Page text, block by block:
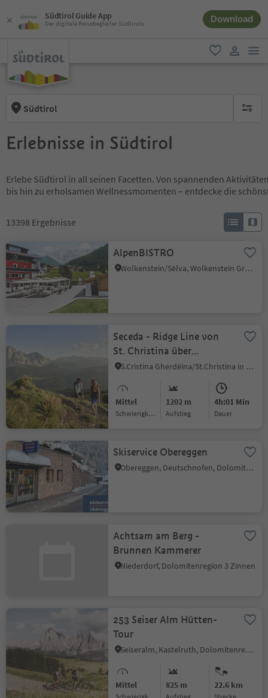
Südtirol Guide App
Der digitale Reisebegleiter Südtirols Download
favorit
Südtirol keine
Erlebnisse in Südtirol
Erlebe Südtirol in all seinen Facetten. Von spannenden
bis hin zu erholsamen Wellnessmomenten – entdecke die
13398 Ergebnisse
AlpenBISTRO
Wolkenstein/Sëlva, Wolkenstein Gröden, Dolomitenregion Gröden
Seceda - Ridge Line von
St. Christina über
Cristauta - Sëurasas und
S.Cristina Gherdëina/St.Christina in Gröden, St.Christina in Gröden, Dolomitenregion Gröden
Mittel
Schwierigkeitsgrad
1202 m
Aufstieg
4h:01 Min
Dauer
Skiservice Obereggen
Obereggen, Deutschnofen, Dolomitenregion Eggental
Achtsam am Berg -
Brunnen Kammerer
Niederdorf, Dolomitenregion 3 Zinnen
253 Seiser Alm Hütten-
Tour
Seiseralm, Kastelruth, Dolomitenregion Seiser Alm
Mittel 825 m 22.6 km